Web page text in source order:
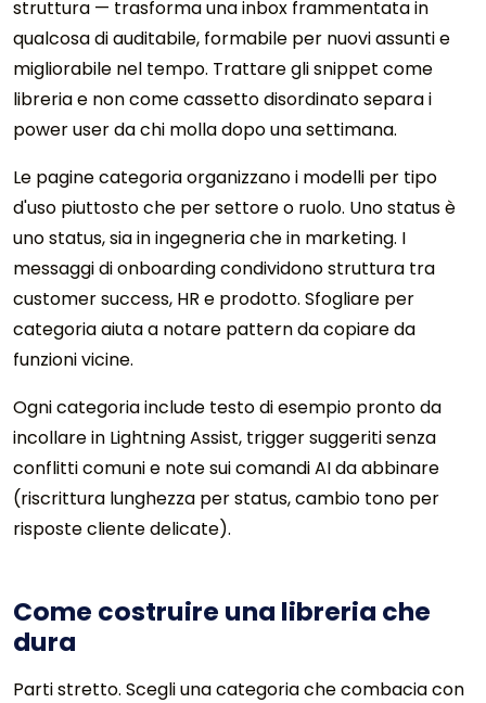
struttura — trasforma una inbox frammentata in
qualcosa di auditabile, formabile per nuovi assunti e
migliorabile nel tempo. Trattare gli snippet come
libreria e non come cassetto disordinato separa i
power user da chi molla dopo una settimana.
Le pagine categoria organizzano i modelli per tipo
d'uso piuttosto che per settore o ruolo. Uno status è
uno status, sia in ingegneria che in marketing. I
messaggi di onboarding condividono struttura tra
customer success, HR e prodotto. Sfogliare per
categoria aiuta a notare pattern da copiare da
funzioni vicine.
Ogni categoria include testo di esempio pronto da
incollare in Lightning Assist, trigger suggeriti senza
conflitti comuni e note sui comandi AI da abbinare
(riscrittura lunghezza per status, cambio tono per
risposte cliente delicate).
Come costruire una libreria che
dura
Parti stretto. Scegli una categoria che combacia con